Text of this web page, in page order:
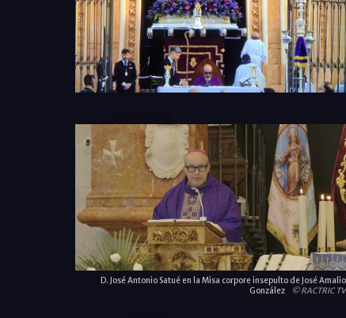
D. José Antonio Satué en la Misa corpore insepulto de José Amalio
González
© RACTRIC TV